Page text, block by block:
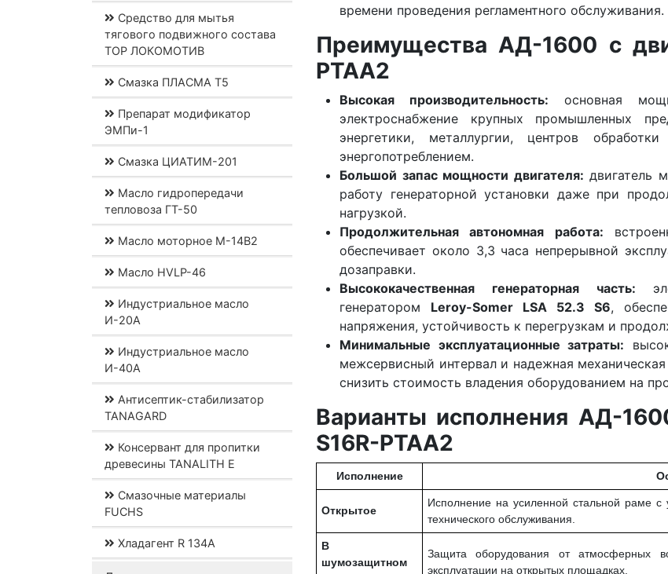
Средство для мытья
тягового подвижного состава
ТОР ЛОКОМОТИВ
Смазка ПЛАСМА Т5
Препарат модификатор
ЭМПи-1
Смазка ЦИАТИМ-201
Масло гидропередачи
тепловоза ГТ-50
Масло моторное М-14В2
Масло HVLP-46
Индустриальное масло
И-20А
Индустриальное масло
И-40А
Антисептик-стабилизатор
TANAGARD
Консервант для пропитки
древесины TANALITH E
Смазочные материалы
FUCHS
Хладагент R 134A
времени проведения регламентного обслуживания.
Преимущества АД-1600 с
PTAA2
Высокая производительность: основная
электроснабжение крупных промышленных
энергетики, металлургии, центров
энергопотреблением.
Большой запас мощности двигателя: двигатель
работу генераторной установки даже при
нагрузкой.
Продолжительная автономная работа:
обеспечивает около 3,3 часа непрерывной
дозаправки.
Высококачественная генераторная часть:
генератором Leroy-Somer LSA 52.3 S6,
напряжения, устойчивость к перегрузкам и
Минимальные эксплуатационные затраты:
межсервисный интервал и надежная
снизить стоимость владения оборудованием на
Варианты исполнения АД-
S16R-PTAA2
Исполнение
Открытое
Исполнение на усиленной стальной раме
технического обслуживания.
В
шумозащитном
Защита оборудования от атмосферных
эксплуатации на открытых площадках.